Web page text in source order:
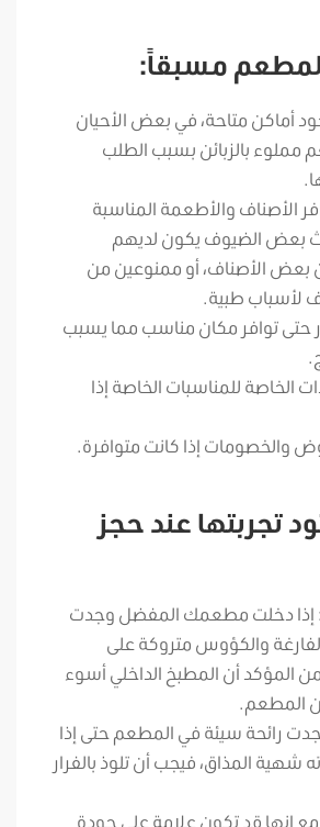
مسبقاً:
أماكن متاحة، في بعض الأحيان
مملوء بالزبائن بسبب الطلب
الأصناف والأطعمة المناسبة
بعض الضيوف يكون لديهم
الأصناف، أو ممنوعين من
لأسباب طبية.
حتى توافر مكان مناسب مما يسبب
الخاصة للمناسبات الخاصة إذا
والخصومات إذا كانت متوافرة.
تجربتها عند حجز
إذا دخلت مطعمك المفضل وجدت
والكؤوس متروكة على
المؤكد أن المطبخ الداخلي أسوء
رائحة سيئة في المطعم حتى إذا
شهية المذاق، فيجب أن تلوذ بالفرار
مع انها قد تكون علامة على جودة